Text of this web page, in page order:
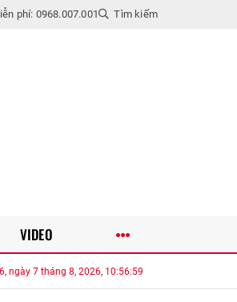
phí: 0968.007.001 Tìm kiếm
Loại quả xưa chín rụng đầy gốc nay
ngày 7 tháng 8, 2026, 10:57:00
VIDEO